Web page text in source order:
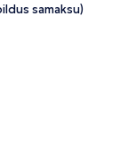
samaksu)